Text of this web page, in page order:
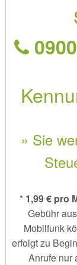
» Sie
* 1,99 € pro
Gebühr
Mobilfunk
erfolgt zu
Anrufe nur